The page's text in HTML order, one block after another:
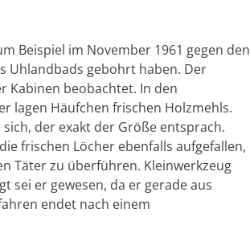
Beispiel im November 1961 gegen den
Uhlandbads gebohrt haben. Der
Kabinen beobachtet. In den
lagen Häufchen frischen Holzmehls.
der exakt der Größe entsprach.
frischen Löcher ebenfalls aufgefallen,
Täter zu überführen. Kleinwerkzeug
sei er gewesen, da er gerade aus
endet nach einem